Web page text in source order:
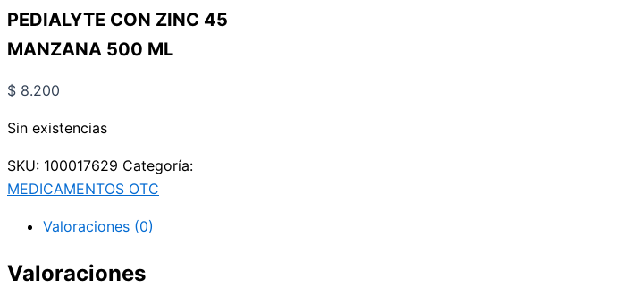
PEDIALYTE CON ZINC 45
MANZANA 500 ML
$ 8.200
Sin existencias
SKU: 100017629 Categoría:
MEDICAMENTOS OTC
Valoraciones (0)
Valoraciones